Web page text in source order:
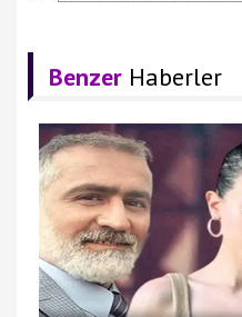
Benzer Haberler